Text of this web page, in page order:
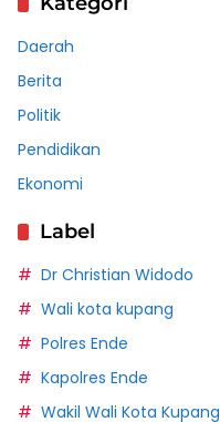
Daerah
Berita
Politik
Pendidikan
Ekonomi
Label
Dr Christian Widodo
Wali kota kupang
Polres Ende
Kapolres Ende
Wakil Wali Kota Kupang